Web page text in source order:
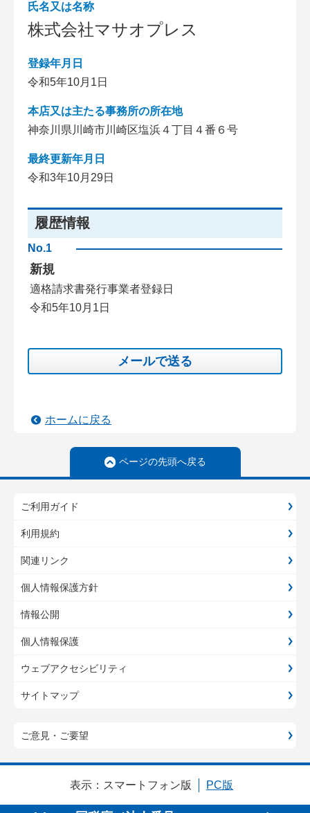
氏名又は名称
株式会社マサオプレス
登録年月日
令和5年10月1日
本店又は主たる事務所の所在地
神奈川県川崎市川崎区塩浜４丁目４番６号
最終更新年月日
令和3年10月29日
履歴情報
No.1
新規
適格請求書発行事業者登録日
令和5年10月1日
メールで送る
ホームに戻る
ページの先頭へ戻る
ご利用ガイド
利用規約
関連リンク
個人情報保護方針
情報公開
個人情報保護
ウェブアクセシビリティ
サイトマップ
ご意見・ご要望
表示： スマートフォン版 PC版